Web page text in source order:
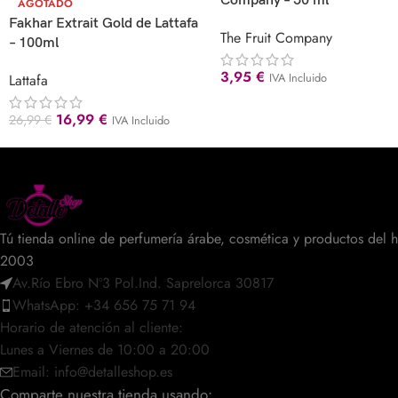
AGOTADO
Fakhar Extrait Gold de Lattafa
– 100ml
Lattafa
26,99€ 16,99 € IVA Incluido
The Fruit Company
3,95€ IVA Incluido
Tú tienda online de perfumería árabe, cosmética y productos del
2003
Av.Río Ebro Nº3 Pol.Ind. Saprelorca 30817
WhatsApp: +34 656 75 71 94
Horario de atención al cliente:
Lunes a Viernes de 10:00 a 20:00
Email: info@detalleshop.es